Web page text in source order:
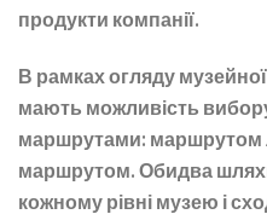
продукти компанії.
В рамках огляду музейної
мають можливість
маршрутами: маршрутом
маршрутом. Обидва
кожному рівні музею і